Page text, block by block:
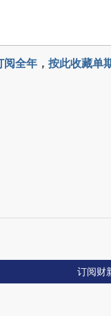
阅全年 ， 按此收藏单
订阅财